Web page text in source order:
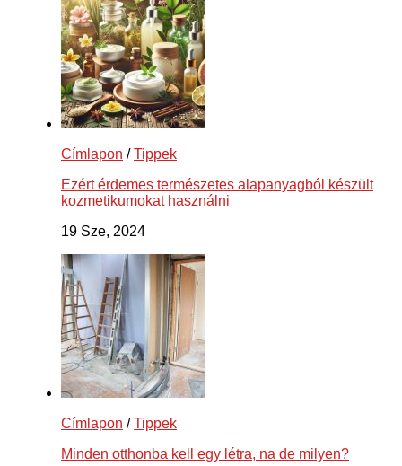
Címlapon /Tippek
Ezért érdemes természetes alapanyagból készült
kozmetikumokat használni
19 Sze, 2024
Címlapon /Tippek
Minden otthonba kell egy létra, na de milyen?